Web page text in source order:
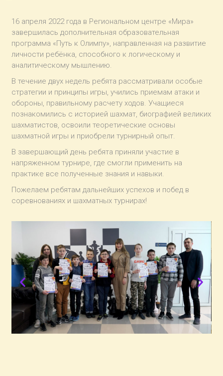
16 апреля 2022 года в Региональном центре «Мира»
завершилась дополнительная образовательная
программа «Путь к Олимпу», направленная на развитие
личности ребёнка, способного к логическому и
аналитическому мышлению.
В течение двух недель ребята рассматривали особые
стратегии и принципы игры, учились приемам атаки и
обороны, правильному расчету ходов. Учащиеся
познакомились с историей шахмат, биографией великих
шахматистов, освоили теоретические основы
шахматной игры и приобрели турнирный опыт.
В завершающий день ребята приняли участие в
напряженном турнире, где смогли применить на
практике все полученные знания и навыки.
Пожелаем ребятам дальнейших успехов и побед в
соревнованиях и шахматных турнирах!